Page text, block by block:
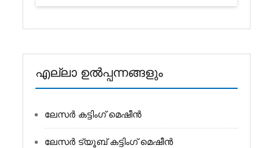
എല്ലാ ഉൽപ്പന്നങ്ങളും
ലേസർ കട്ടിംഗ് മെഷീൻ
ലേസർ ട്യൂബ് കട്ടിംഗ് മെഷീൻ